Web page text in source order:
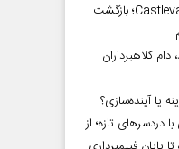
Castlevania: Belmont’s Curse؛ بازگشت
کلاهبرداران
یا آینده‌سازی؟
تازه؛ از